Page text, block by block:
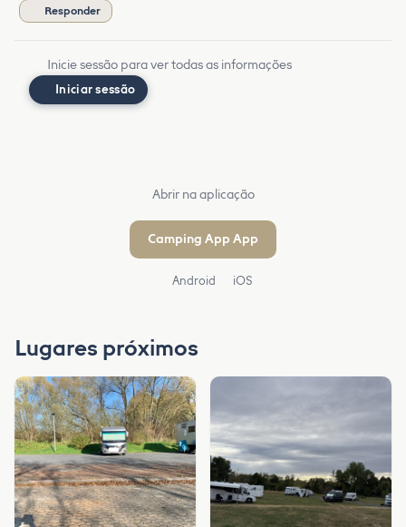
Responder
Inicie sessão para ver todas as informações
Iniciar sessão
Abrir na aplicação
Camping App App
Android iOS
Lugares próximos